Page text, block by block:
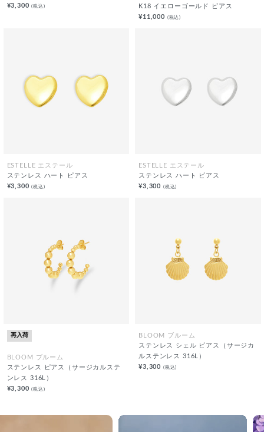
¥3,300(税込)
K18 イエローゴールド ピアス
¥11,000 (税込)
ESTELLE エステール
ステンレス ハート ピアス
¥3,300(税込)
ESTELLE エステール
ステンレス ハート ピアス
¥3,300 (税込)
再入荷
BLOOM ブルーム
ステンレス ピアス（サージカルステ
ンレス 316L）
¥3,300(税込)
BLOOM ブルーム
ステンレス シェル ピアス（サージカ
ルステンレス 316L）
¥3,300 (税込)